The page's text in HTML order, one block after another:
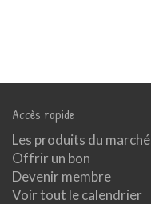
Accès rapide
Les produits du marché
Offrir un bon
Devenir membre
Voir tout le calendrier